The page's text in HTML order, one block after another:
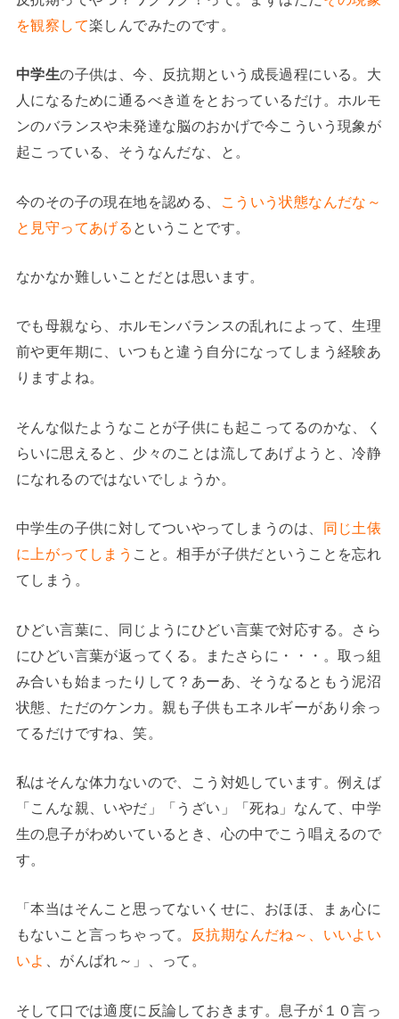
を観察して楽しんでみたのです。
中学生の子供は、今、反抗期という成長過程にいる。大
人になるために通るべき道をとおっているだけ。ホルモ
ンのバランスや未発達な脳のおかげで今こういう現象が
起こっている、そうなんだな、と。
今のその子の現在地を認める、
こういう状態なんだな～
と見守ってあげる ということです。
なかなか難しいことだとは思います。
でも母親なら、ホルモンバランスの乱れによって、生理
前や更年期に、いつもと違う自分になってしまう経験あ
りますよね。
そんな似たようなことが子供にも起こってるのかな、く
らいに思えると、少々のことは流してあげようと、冷静
になれるのではないでしょうか。
中学生の子供に対してついやってしまうのは、 同じ土俵
に上がってしまう こと。相手が子供だということを忘れ
てしまう。
ひどい言葉に、同じようにひどい言葉で対応する。さら
にひどい言葉が返ってくる。またさらに・・・。取っ組
み合いも始まったりして？あーあ、そうなるともう泥沼
状態、ただのケンカ。親も子供もエネルギーがあり余っ
てるだけですね、笑。
私はそんな体力ないので、こう対処しています。例えば
「こんな親、いやだ」「うざい」「死ね」なんて、中学
生の息子がわめいているとき、心の中でこう唱えるので
す。
「本当はそんこと思ってないくせに、おほほ、まぁ心に
もないこと言っちゃって。
反抗期なんだね～、いいよい
いよ
、がんばれ～」、って。
そして口では適度に反論しておきます。息子が１０言っ